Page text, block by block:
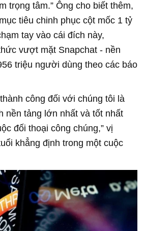
trọng tâm.” Ông cho biết thêm,
tiêu chinh phục cột mốc 1 tỷ
tay vào cái đích này,
vượt mặt Snapchat - nền
triệu người dùng theo các báo
công đối với chúng tôi là
nền tảng lớn nhất và tốt nhất
đối thoại công chúng,” vị
khẳng định trong một cuộc